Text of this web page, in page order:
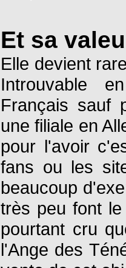
Et sa
Elle devient
Introuvable
Français sauf
une filiale en
pour l'avoir
fans ou les
beaucoup
très peu font
pourtant cru
l'Ange des